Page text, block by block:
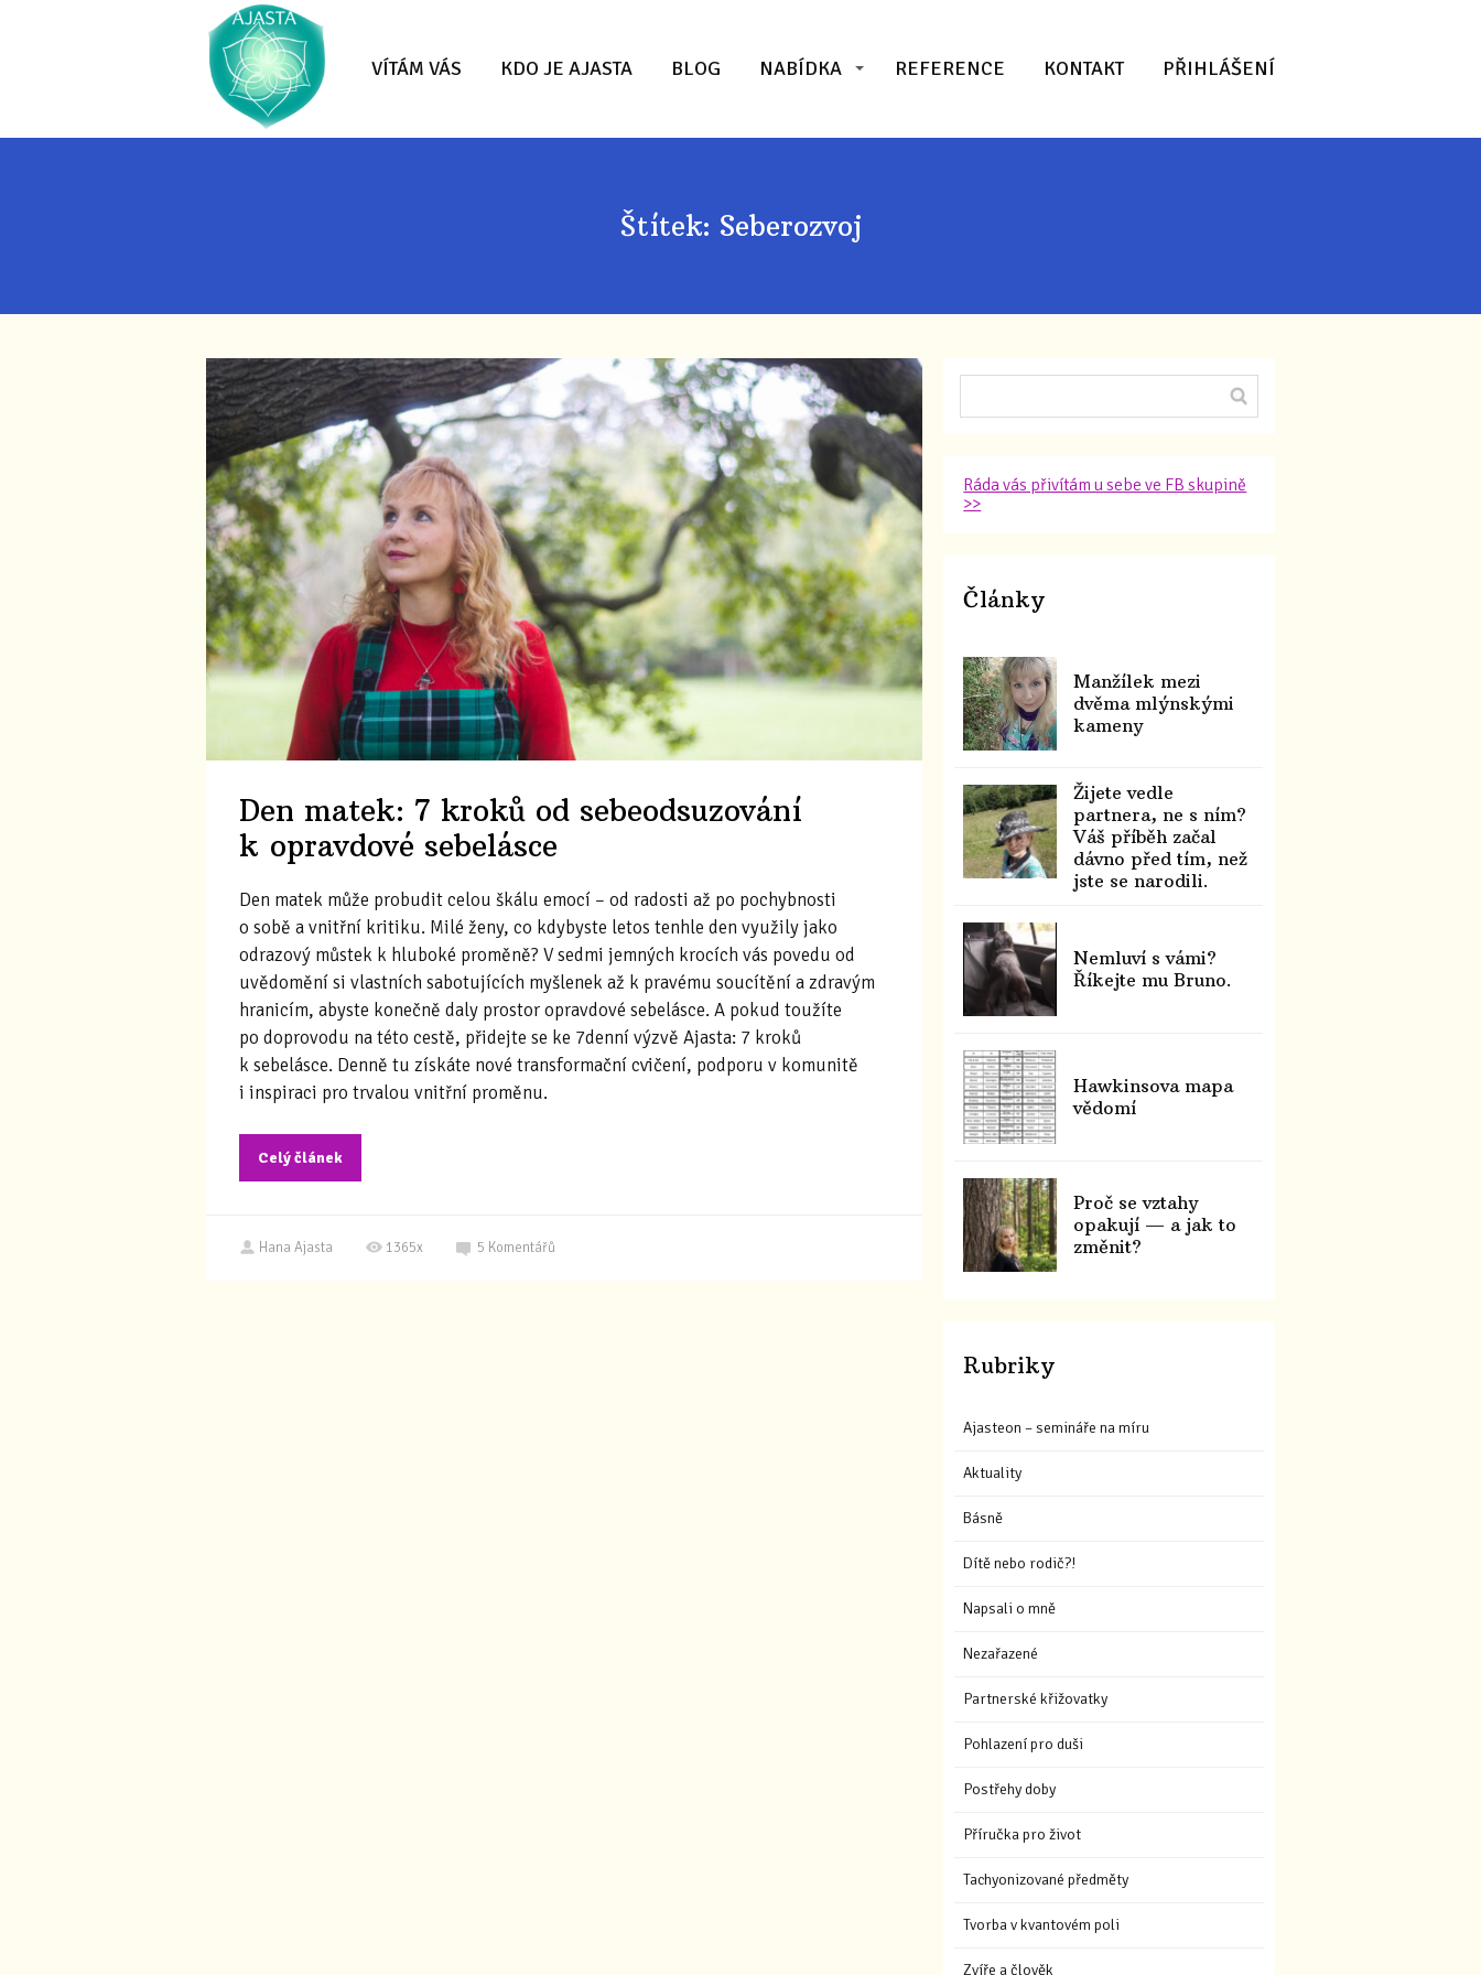
VÍTÁM VÁS KDO JE AJASTA BLOG NABÍDKA REFERENCE KONTAKT PŘIHLÁŠENÍ
Štítek: Seberozvoj
Den matek: 7 kroků od sebeodsuzování
k opravdové sebelásce
Den matek může probudit celou škálu emocí – od radosti až po pochybnosti
o sobě a vnitřní kritiku. Milé ženy, co kdybyste letos tenhle den využily jako
odrazový můstek k hluboké proměně? V sedmi jemných krocích vás povedu od
uvědomění si vlastních sabotujících myšlenek až k pravému soucítění a zdravým
hranicím, abyste konečně daly prostor opravdové sebelásce. A pokud toužíte
po doprovodu na této cestě, přidejte se ke 7denní výzvě Ajasta: 7 kroků
k sebelásce. Denně tu získáte nové transformační cvičení, podporu v komunitě
i inspiraci pro trvalou vnitřní proměnu.
Celý článek
Hana Ajasta 1365x 5 Komentářů
Ráda vás přivítám u sebe ve FB skupině
>>
Články
Manžílek mezi
dvěma mlýnskými
kameny
Žijete vedle
partnera, ne s ním?
Váš příběh začal
dávno před tím, než
jste se narodili.
Nemluví s vámi?
Říkejte mu Bruno.
Hawkinsova mapa
vědomí
Proč se vztahy
opakují — a jak to
změnit?
Rubriky
Ajasteon – semináře na míru
Aktuality
Básně
Dítě nebo rodič?!
Napsali o mně
Nezařazené
Partnerské křižovatky
Pohlazení pro duši
Postřehy doby
Příručka pro život
Tachyonizované předměty
Tvorba v kvantovém poli
Zvíře a člověk